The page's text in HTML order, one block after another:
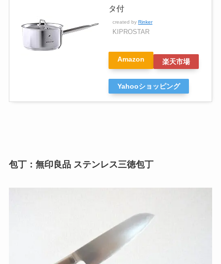
タ付
created by Rinker
KIPROSTAR
Amazon 楽天市場
Yahooショッピング
包丁：無印良品 ステンレス三徳包丁